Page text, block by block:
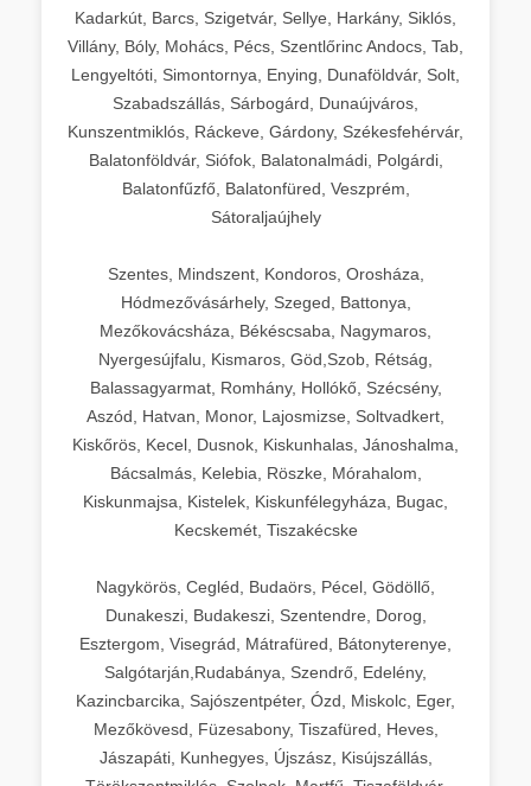
Kadarkút, Barcs, Szigetvár, Sellye, Harkány, Siklós,
Villány, Bóly, Mohács, Pécs, Szentlőrinc Andocs, Tab,
Lengyeltóti, Simontornya, Enying, Dunaföldvár, Solt,
Szabadszállás, Sárbogárd, Dunaújváros,
Kunszentmiklós, Ráckeve, Gárdony, Székesfehérvár,
Balatonföldvár, Siófok, Balatonalmádi, Polgárdi,
Balatonfűzfő, Balatonfüred, Veszprém,
Sátoraljaújhely
Szentes, Mindszent, Kondoros, Orosháza,
Hódmezővásárhely, Szeged, Battonya,
Mezőkovácsháza, Békéscsaba, Nagymaros,
Nyergesújfalu, Kismaros, Göd,Szob, Rétság,
Balassagyarmat, Romhány, Hollókő, Szécsény,
Aszód, Hatvan, Monor, Lajosmizse, Soltvadkert,
Kiskőrös, Kecel, Dusnok, Kiskunhalas, Jánoshalma,
Bácsalmás, Kelebia, Röszke, Mórahalom,
Kiskunmajsa, Kistelek, Kiskunfélegyháza, Bugac,
Kecskemét, Tiszakécske
Nagykörös, Cegléd, Budaörs, Pécel, Gödöllő,
Dunakeszi, Budakeszi, Szentendre, Dorog,
Esztergom, Visegrád, Mátrafüred, Bátonyterenye,
Salgótarján,Rudabánya, Szendrő, Edelény,
Kazincbarcika, Sajószentpéter, Ózd, Miskolc, Eger,
Mezőkövesd, Füzesabony, Tiszafüred, Heves,
Jászapáti, Kunhegyes, Újszász, Kisújszállás,